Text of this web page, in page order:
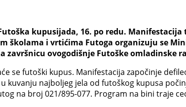
kupusijada, 16. po redu.
školama i vrtićima Futoga organizuju se
ovogodišnje Futoške omladinske
se futoški kupus. Manifestacija započinje
kuvanju najboljeg jela od futoškog kupusa
na broj 021/895-077. Program na bini traje